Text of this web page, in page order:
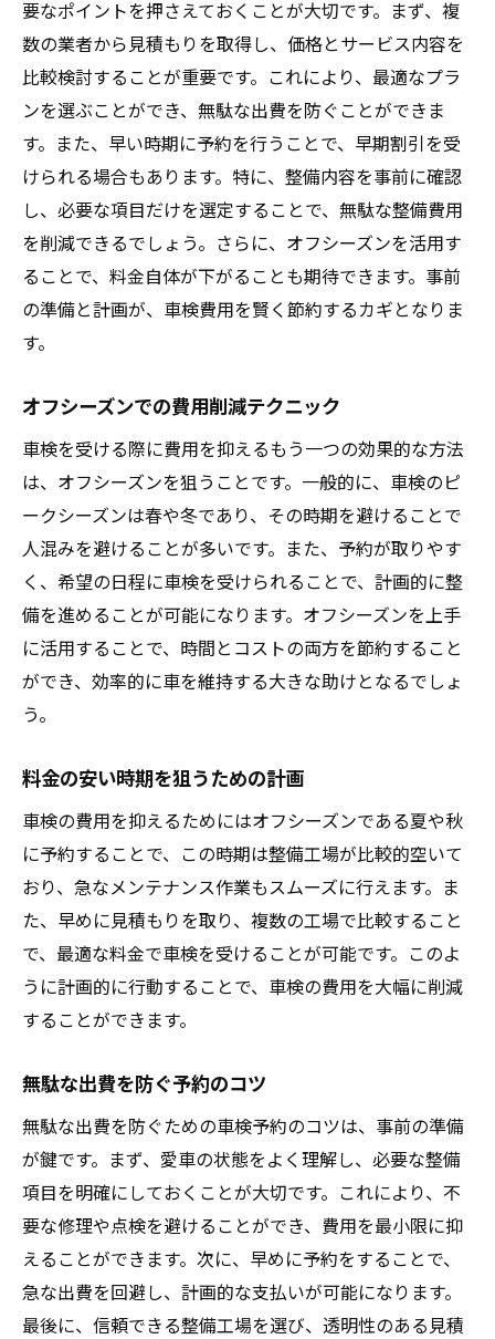
要なポイントを押さえておくことが大切です。まず、複
数の業者から見積もりを取得し、価格とサービス内容を
比較検討することが重要です。これにより、最適なプラ
ンを選ぶことができ、無駄な出費を防ぐことができま
す。また、早い時期に予約を行うことで、早期割引を受
けられる場合もあります。特に、整備内容を事前に確認
し、必要な項目だけを選定することで、無駄な整備費用
を削減できるでしょう。さらに、オフシーズンを活用す
ることで、料金自体が下がることも期待できます。事前
の準備と計画が、車検費用を賢く節約するカギとなりま
す。
オフシーズンでの費用削減テクニック
車検を受ける際に費用を抑えるもう一つの効果的な方法
は、オフシーズンを狙うことです。一般的に、車検のピ
ークシーズンは春や冬であり、その時期を避けることで
人混みを避けることが多いです。また、予約が取りやす
く、希望の日程に車検を受けられることで、計画的に整
備を進めることが可能になります。オフシーズンを上手
に活用することで、時間とコストの両方を節約すること
ができ、効率的に車を維持する大きな助けとなるでしょ
う。
料金の安い時期を狙うための計画
車検の費用を抑えるためにはオフシーズンである夏や秋
に予約することで、この時期は整備工場が比較的空いて
おり、急なメンテナンス作業もスムーズに行えます。ま
た、早めに見積もりを取り、複数の工場で比較すること
で、最適な料金で車検を受けることが可能です。このよ
うに計画的に行動することで、車検の費用を大幅に削減
することができます。
無駄な出費を防ぐ予約のコツ
無駄な出費を防ぐための車検予約のコツは、事前の準備
が鍵です。まず、愛車の状態をよく理解し、必要な整備
項目を明確にしておくことが大切です。これにより、不
要な修理や点検を避けることができ、費用を最小限に抑
えることができます。次に、早めに予約をすることで、
急な出費を回避し、計画的な支払いが可能になります。
最後に、信頼できる整備工場を選び、透明性のある見積